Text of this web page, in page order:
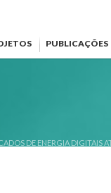
PUBLICAÇÕES
DE ENERGIA DIGITAIS